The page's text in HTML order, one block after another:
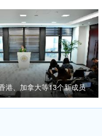
港、加拿大等13个新成员